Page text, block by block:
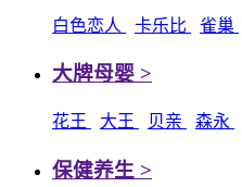
白色恋人 卡乐比 雀巢
大牌母婴 >
花王 大王 贝亲 森永
保健养生 >